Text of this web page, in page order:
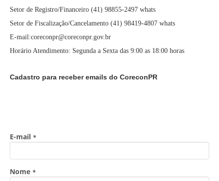
Setor de Registro/Financeiro (41) 98855-2497 whats
Setor de Fiscalização/Cancelamento (41) 98419-4807 whats
E-mail:coreconpr@coreconpr.gov.br
Horário Atendimento: Segunda a Sexta das 9:00 as 18:00 horas
Cadastro para receber emails do CoreconPR